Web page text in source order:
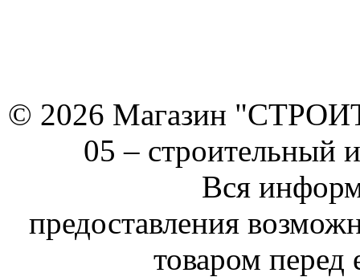
© 2026 Магазин
05 – строительный
Вся
предоставления
товаром перед